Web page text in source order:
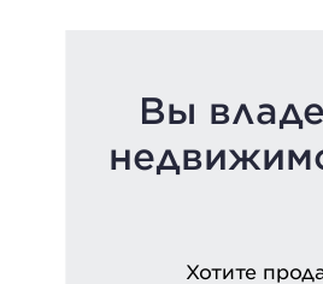
Вы
Хотите